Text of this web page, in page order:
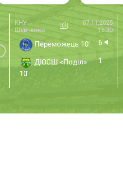
КНУ
Шевченко
07.11.2025
15:30
Переможець 10' 6
ДЮСШ «Поділ»
10'
1